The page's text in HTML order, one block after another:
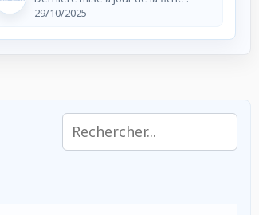
29/10/2025
Rechercher dans les